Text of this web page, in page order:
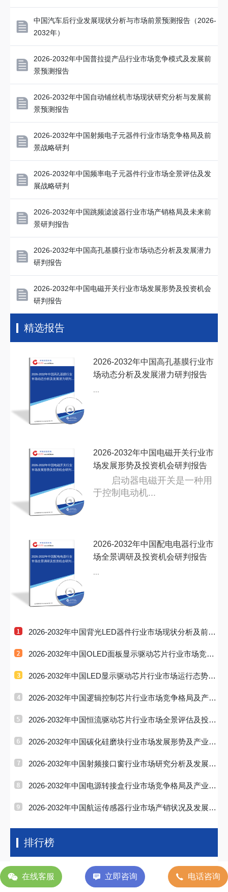
中国汽车后行业发展现状分析与市场前景预测报告（2026-
2032年）
2026-2032年中国普拉提产品行业市场竞争模式及发展前
景预测报告
2026-2032年中国自动铺丝机市场现状研究分析与发展前
景预测报告
2026-2032年中国射频电子元器件行业市场竞争格局及前
景战略研判
2026-2032年中国频率电子元器件行业市场全景评估及发
展战略研判
2026-2032年中国跳频滤波器行业市场产销格局及未来前
景研判报告
2026-2032年中国高孔基膜行业市场动态分析及发展潜力
研判报告
2026-2032年中国电磁开关行业市场发展形势及投资机会
研判报告
精选报告
2026-2032年中国高孔基膜行业
市场动态分析及发展潜力研判报
2026-2032年中国高孔基膜行业市
场动态分析及发展潜力研判报告
2026-2032年中国电磁开关行业
市场发展形势及投资机会研判报
2026-2032年中国电磁开关行业市
场发展形势及投资机会研判报告
启动器电磁开关是一种用
于控制电动机...
2026-2032年中国配电电器行业
市场全景调研及投资机会研判报
2026-2032年中国配电电器行业市
场全景调研及投资机会研判报告
2026-2032年中国背光LED器件行业市场现状分析及前景
战略研判报告
2026-2032年中国OLED面板显示驱动芯片行业市场竞争
现状及投资趋
2026-2032年中国LED显示驱动芯片行业市场运行态势及
投资前景研判
2026-2032年中国逻辑控制芯片行业市场竞争格局及产业
趋势研判报
2026-2032年中国恒流驱动芯片行业市场全景评估及投资
战略研判报
2026-2032年中国碳化硅磨块行业市场发展形势及产业趋
势研判报告
2026-2032年中国射频接口窗行业市场研究分析及发展前
景研判报告
2026-2032年中国电源转接盒行业市场竞争格局及产业前
景研判报告
2026-2032年中国航运传感器行业市场产销状况及发展战
排行榜
中国开罐器行业市场规模及未来发展趋势
中国开放式头盔行业市场规模及未来发展趋势
在线客服 立即咨询 电话咨询